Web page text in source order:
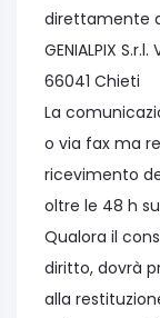
direttamente
GENIALPIX
66041 Chieti
La
o via fax ma
ricevimento
oltre le 48 h
Qualora il
diritto, dovrà
alla